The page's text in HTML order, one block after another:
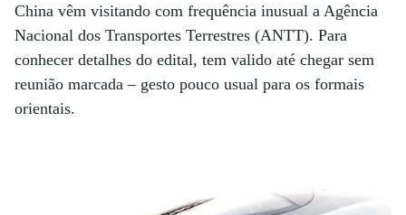
China vêm visitando com frequência inusual a Agência
Nacional dos Transportes Terrestres (ANTT). Para
conhecer detalhes do edital, tem valido até chegar sem
reunião marcada – gesto pouco usual para os formais
orientais.